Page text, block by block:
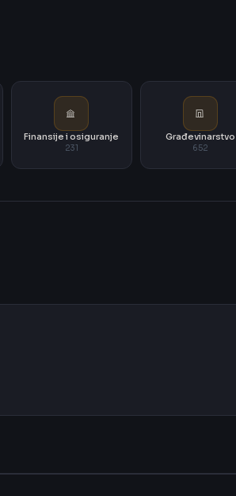
Finansije i osiguranje
231
Građevinarstvo
652